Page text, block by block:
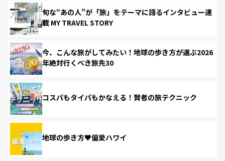
旬な“あの人”が「旅」をテーマに語るインタビュー連
載 MY TRAVEL STORY
今、こんな旅がしてみたい！地球の歩き方が選ぶ2026
年絶対行くべき旅先30
コスパもタイパもかなえる！賢者の旅テクニック
地球の歩き方♥偏愛ハワイ